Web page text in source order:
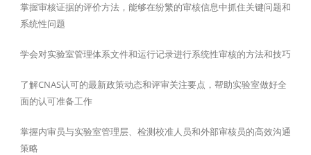
掌握审核证据的评价方法，能够在纷繁的审核信息中抓住关键问题和
系统性问题
学会对实验室管理体系文件和运行记录进行系统性审核的方法和技巧
了解CNAS认可的最新政策动态和评审关注要点，帮助实验室做好全
面的认可准备工作
掌握内审员与实验室管理层、检测校准人员和外部审核员的高效沟通
策略